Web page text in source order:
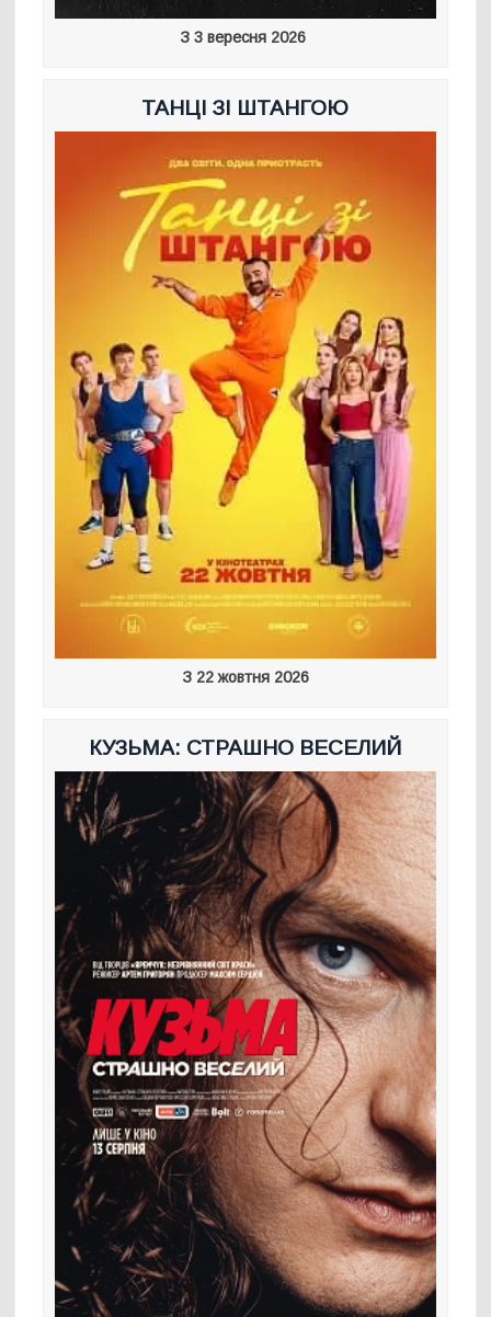
З 3 вересня 2026
ТАНЦІ ЗІ ШТАНГОЮ
З 22 жовтня 2026
КУЗЬМА: СТРАШНО ВЕСЕЛИЙ